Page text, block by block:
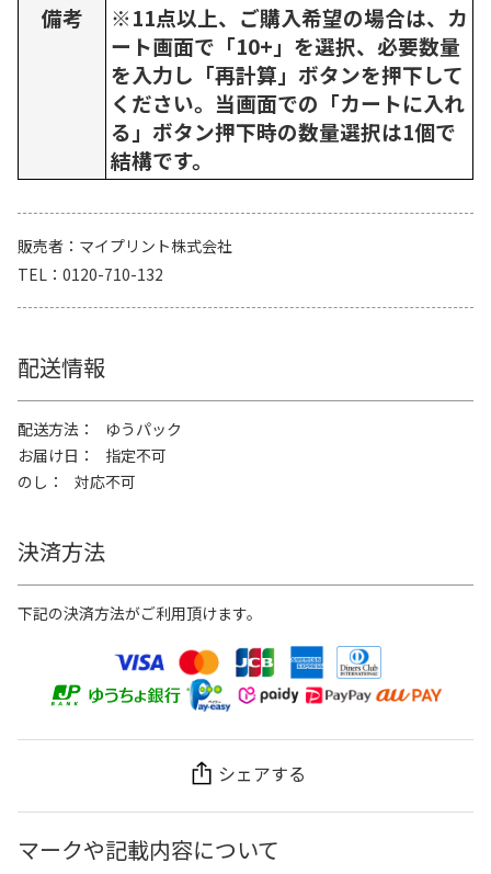
備考
※11点以上、ご購入希望の場合は、カ
ート画面で「10+」を選択、必要数量
を入力し「再計算」ボタンを押下して
ください。当画面での「カートに入れ
る」ボタン押下時の数量選択は1個で
結構です。
販売者
マイプリント株式会社
TEL
0120-710-132
配送情報
配送方法
ゆうパック
お届け日
指定不可
のし
対応不可
決済方法
下記の決済方法がご利用頂けます。
シェアする
マークや記載内容について